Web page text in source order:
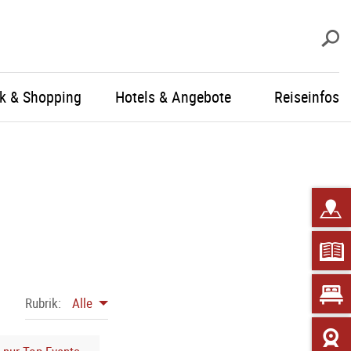
& Shopping Hotels & Angebote Reiseinfos
Rubrik: Alle